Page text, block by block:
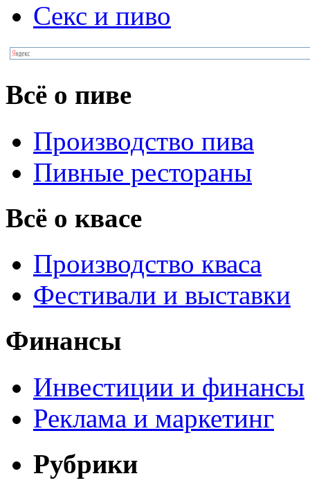
Секс и пиво
Всё о пиве
Производство пива
Пивные рестораны
Всё о квасе
Производство кваса
Фестивали и выставки
Финансы
Инвестиции и финансы
Реклама и маркетинг
Рубрики